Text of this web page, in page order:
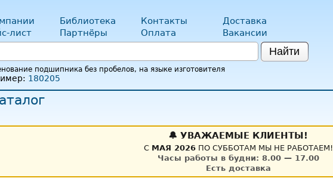
Библиотека Контакты
Доставка
лист
Партнёры Оплата Вакансии
Найти
подшипника без пробелов, на языке изготовителя
180205
🔔 УВАЖАЕМЫЕ КЛИЕНТЫ!
С МАЯ 2026ПО СУББОТАМ МЫ НЕ РАБОТАЕМ!
Часы работы в будни: 8.00 — 17.00
Есть доставка